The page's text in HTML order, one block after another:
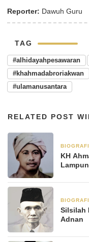
Reporter: Dawuh Guru
TAG
#alhidayahpesawaran
#khahmadabroriakwan
#ulamanusantara
RELATED POST
KH
Silsilah
Adnan